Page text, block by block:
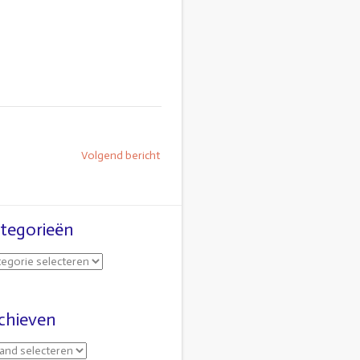
Volgend bericht